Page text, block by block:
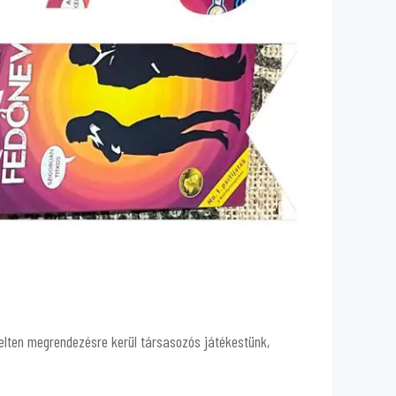
megrendezésre kerül társasozós játékestünk,